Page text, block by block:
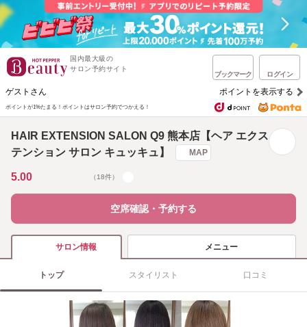
国内最大級の
サロン予約サイト
ブックマーク ログイン
ゲストさん ポイントを表示する
ポイントが1%たまる！ ポイントはサロン予約でつかえる！
HAIR EXTENSION SALON Q9 熊本店【ヘア エクス
テンション サロン キュッキュ】
MAP
5.00 （18件）
空席確認・予約する
サロン情報 メニュー
トップ スタイリスト 口コミ